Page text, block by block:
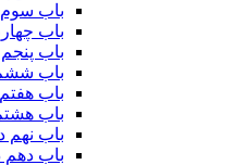
باب
باب
باب
باب
باب هفتم
باب
باب نهم
باب دهم